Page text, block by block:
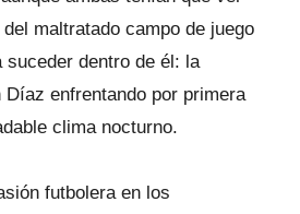
maltratado campo de juego
suceder dentro de él: la
Díaz enfrentando por primera
clima nocturno.
futbolera en los